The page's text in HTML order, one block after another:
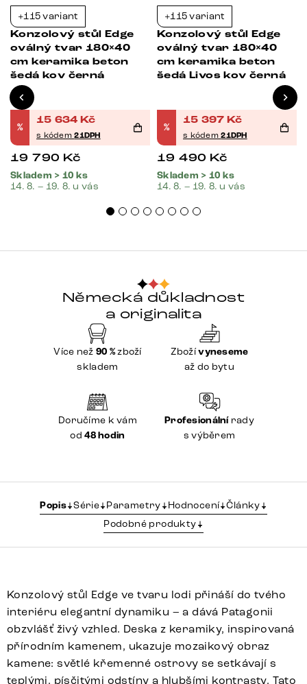
+115 variant
Konzolový stůl Edge
oválný tvar 180×40
cm keramika beton
šedá kov černá
%
15 634 Kč
s kódem21DPH
19 790 Kč
Skladem > 10 ks
14. 8. – 19. 8. u vás
+115 variant
Konzolový stůl Edge
oválný tvar 180×40
cm keramika beton
šedá Livos kov černá
%
15 397 Kč
s kódem21DPH
19 490 Kč
Skladem > 10 ks
14. 8. – 19. 8. u vás
Německá důkladnost
a originalita
Více než 90 %zboží
skladem
Zbožívyneseme
až do bytu
Doručíme k vám
od48 hodin
Profesionálnírady
s výběrem
Popis Série Parametry Hodnocení Články
Podobné produkty
Konzolový stůl Edge ve tvaru lodi přináší do tvého
interiéru elegantní dynamiku – a dává Patagonii
obzvlášť živý vzhled. Deska z keramiky, inspirovaná
přírodním kamenem, ukazuje mozaikový obraz
kamene: světlé křemenné ostrovy se setkávají s
teplými, písčitými odstíny a hlubšími kontrasty. Tato